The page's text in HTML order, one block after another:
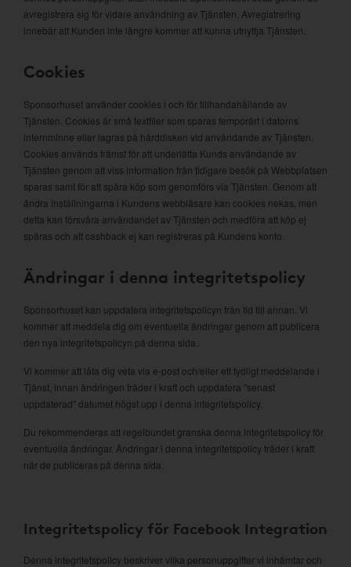
avregistrera sig för vidare användning av Tjänsten. Avregistrering
innebär att Kunden inte längre kommer att kunna utnyttja Tjänsten.
Cookies
Sponsorhuset använder cookies i och för tillhandahållande av
Tjänsten. Cookies är små textfiler som sparas temporärt i datorns
internminne eller lagras på hårddisken vid användande av Tjänsten.
Cookies används främst för att underlätta Kunds användande av
Tjänsten genom att viss information från tidigare besök på Webbplatsen
sparas samt för att spåra köp som genomförs via Tjänsten. Genom att
ändra inställningarna i Kundens webbläsare kan cookies nekas, men
detta kan försvåra användandet av Tjänsten och medföra att köp ej
spåras och att cashback ej kan registreras på Kundens konto.
Ändringar i denna integritetspolicy
Sponsorhuset kan uppdatera integritetspolicyn från tid till annan. Vi
kommer att meddela dig om eventuella ändringar genom att publicera
den nya integritetspolicyn på denna sida.
Vi kommer att låta dig veta via e-post och/eller ett tydligt meddelande i
Tjänst, innan ändringen träder i kraft och uppdatera "senast
uppdaterad" datumet högst upp i denna integritetspolicy.
Du rekommenderas att regelbundet granska denna integritetspolicy för
eventuella ändringar. Ändringar i denna integritetspolicy träder i kraft
när de publiceras på denna sida.
Integritetspolicy för Facebook Integration
Denna integritetspolicy beskriver vilka personuppgifter vi inhämtar och